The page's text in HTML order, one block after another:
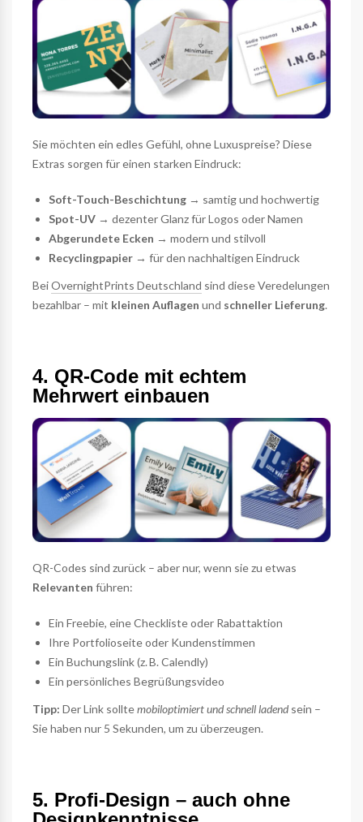
Sie möchten ein edles Gefühl, ohne Luxuspreise? Diese
Extras sorgen für einen starken Eindruck:
Soft-Touch-Beschichtung → samtig und hochwertig
Spot-UV → dezenter Glanz für Logos oder Namen
Abgerundete Ecken → modern und stilvoll
Recyclingpapier → für den nachhaltigen Eindruck
BeiOvernightPrints Deutschland sind diese Veredelungen
bezahlbar – mit kleinen Auflagen und schneller Lieferung.
4. QR-Code mit echtem
Mehrwert einbauen
QR-Codes sind zurück – aber nur, wenn sie zu etwas
Relevanten führen:
Ein Freebie, eine Checkliste oder Rabattaktion
Ihre Portfolioseite oder Kundenstimmen
Ein Buchungslink (z. B. Calendly)
Ein persönliches Begrüßungsvideo
Tipp: Der Link solltemobiloptimiert und schnell ladend sein –
Sie haben nur 5 Sekunden, um zu überzeugen.
5. Profi-Design – auch ohne